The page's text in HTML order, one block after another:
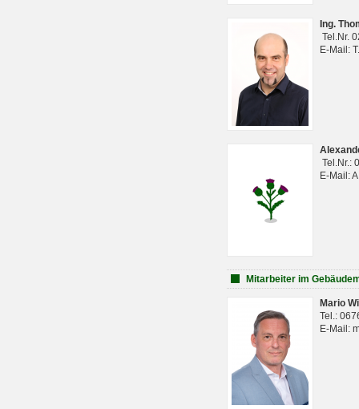
Ing.
Tel.Nr.
E-Mail:
Tel.Nr.:
E-Mail:
Mitarbeiter im
Mario
Tel.:
E-Mail: